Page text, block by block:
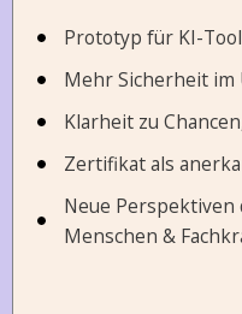
Prototyp für KI-
Mehr Sicherheit im
Klarheit zu
Zertifikat als
Neue Perspektiven
Menschen &